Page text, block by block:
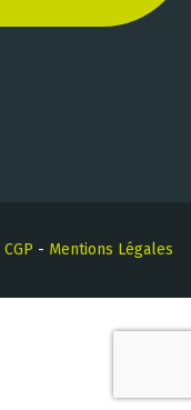
CGP - Mentions Légales